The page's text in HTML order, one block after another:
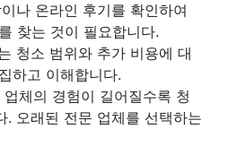
나 온라인 후기를 확인하여
찾는 것이 필요합니다.
청소 범위와 추가 비용에 대
하고 이해합니다.
업체의 경험이 길어질수록 청
. 오래된 전문 업체를 선택하는